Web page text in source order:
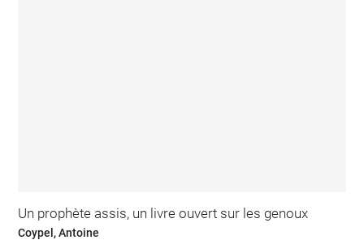
Un prophète assis, un livre ouvert sur les genoux
Coypel, Antoine